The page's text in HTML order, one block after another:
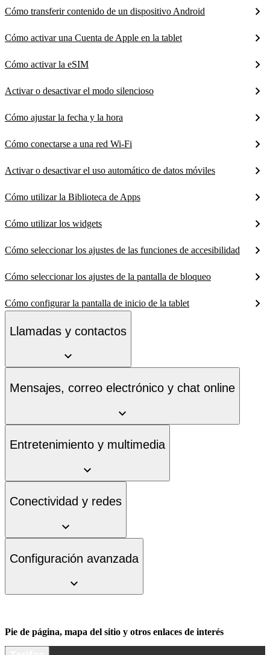
Cómo transferir contenido de un dispositivo Android
Cómo activar una Cuenta de Apple en la tablet
Cómo activar la eSIM
Activar o desactivar el modo silencioso
Cómo ajustar la fecha y la hora
Cómo conectarse a una red Wi-Fi
Activar o desactivar el uso automático de datos móviles
Cómo utilizar la Biblioteca de Apps
Cómo utilizar los widgets
Cómo seleccionar los ajustes de las funciones de accesibilidad
Cómo seleccionar los ajustes de la pantalla de bloqueo
Cómo configurar la pantalla de inicio de la tablet
Llamadas y contactos
Mensajes, correo electrónico y chat online
Entretenimiento y multimedia
Conectividad y redes
Configuración avanzada
Pie de página, mapa del sitio y otros enlaces de interés